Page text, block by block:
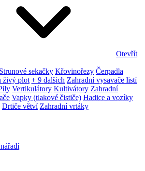
Otevřít
Strunové sekačky Křovinořezy Čerpadla
živý plot + 9 dalších Zahradní vysavače listí
Vertikulátory Kultivátory Zahradní
Vapky (tlakové čističe) Hadice a vozíky
Drtiče větví Zahradní vrtáky